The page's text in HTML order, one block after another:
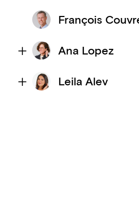
François
Ana Lopez
Leila Alev